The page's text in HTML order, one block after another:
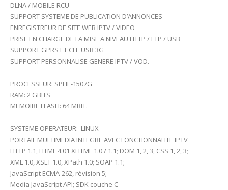
DLNA / MOBILE RCU
SUPPORT SYSTEME DE PUBLICATION D’ANNONCES
ENREGISTREUR DE SITE WEB IPTV / VIDEO
PRISE EN CHARGE DE LA MISE A NIVEAU HTTP / FTP / USB
SUPPORT GPRS ET CLE USB 3G
SUPPORT PERSONNALISE GENERE IPTV / VOD.
PROCESSEUR: SPHE-1507G
RAM: 2 GBITS
MEMOIRE FLASH: 64 MBIT.
SYSTEME OPERATEUR: LINUX
PORTAIL MULTIMEDIA INTEGRE AVEC FONCTIONNALITE IPTV
HTTP 1.1, HTML 4.01 XHTML 1.0 / 1.1; DOM 1, 2, 3, CSS 1, 2, 3;
XML 1.0, XSLT 1.0, XPath 1.0; SOAP 1.1;
JavaScript ECMA-262, révision 5;
Media JavaScript API; SDK couche C